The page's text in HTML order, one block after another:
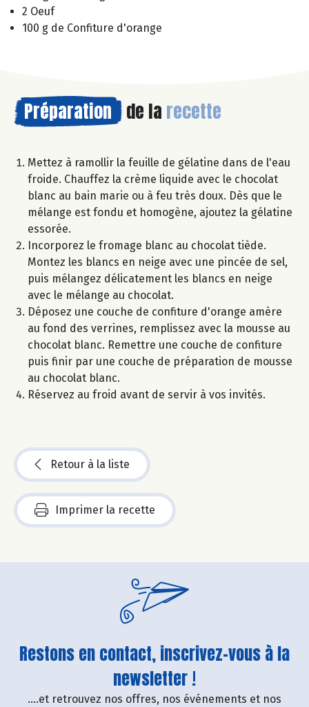
2 Oeuf
100 g de Confiture d'orange
Préparation de la recette
Mettez à ramollir la feuille de gélatine dans de l'eau
froide. Chauffez la crème liquide avec le chocolat
blanc au bain marie ou à feu très doux. Dès que le
mélange est fondu et homogène, ajoutez la gélatine
essorée.
Incorporez le fromage blanc au chocolat tiède.
Montez les blancs en neige avec une pincée de sel,
puis mélangez délicatement les blancs en neige
avec le mélange au chocolat.
Déposez une couche de confiture d'orange amère
au fond des verrines, remplissez avec la mousse au
chocolat blanc. Remettre une couche de confiture
puis finir par une couche de préparation de mousse
au chocolat blanc.
Réservez au froid avant de servir à vos invités.
Retour à la liste
Imprimer la recette
Restons en contact, inscrivez-vous à la
newsletter !
....et retrouvez nos offres, nos événements et nos